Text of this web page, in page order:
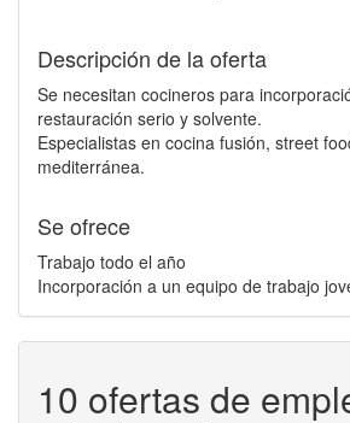
Descripción de la oferta
Se necesitan cocineros para
restauración serio y solvente.
Especialistas en cocina fusión, street
mediterránea.
Se ofrece
Trabajo todo el año
Incorporación a un equipo de trabajo
10 ofertas de